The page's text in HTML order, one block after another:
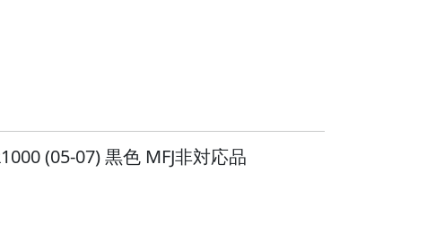
(05-07) 黒色 MFJ非対応品